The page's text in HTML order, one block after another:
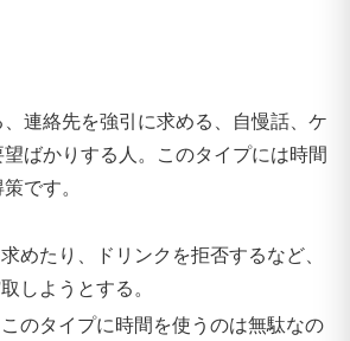
連絡先を強引に求める、自慢話、ケ
ばかりする人。このタイプには時間
です。
めたり、ドリンクを拒否するなど、
しようとする。
のタイプに時間を使うのは無駄なの